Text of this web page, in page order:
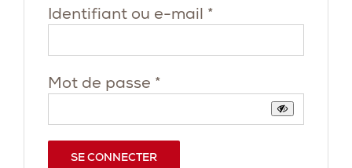
Identifiant ou e-mail *
Mot de passe *
SE CONNECTER